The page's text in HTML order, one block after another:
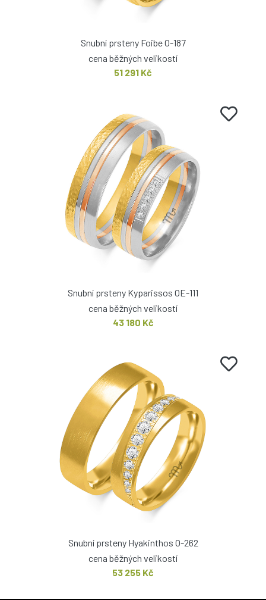
Snubní prsteny Foibe O-187
cena běžných velikostí
51 291 Kč
Snubní prsteny Kyparissos OE-111
cena běžných velikostí
43 180 Kč
Snubní prsteny Hyakinthos O-262
cena běžných velikostí
53 255 Kč